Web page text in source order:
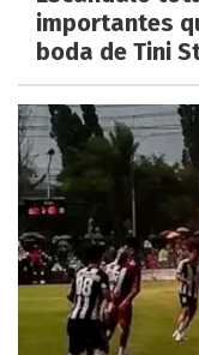
importantes
boda de Tini